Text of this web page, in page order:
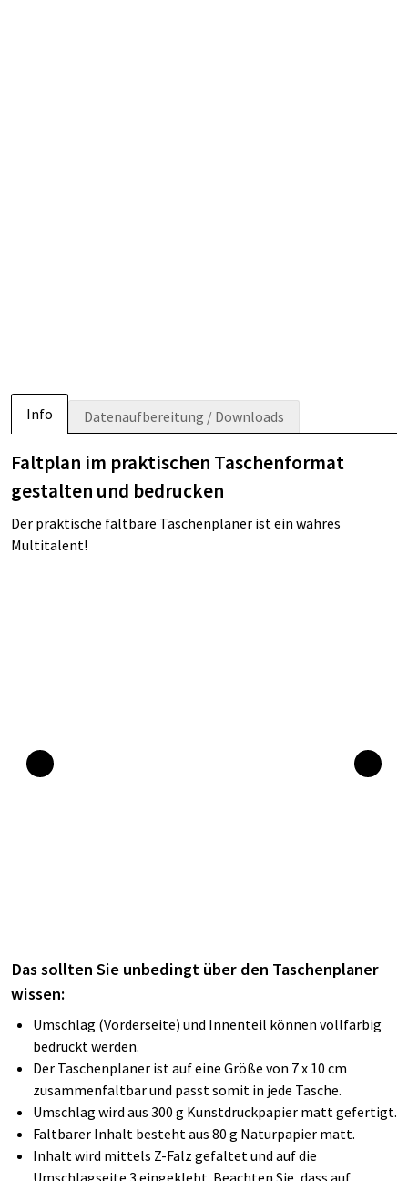
Info Datenaufbereitung / Downloads
Faltplan im praktischen Taschenformat
gestalten und bedrucken
Der praktische faltbare Taschenplaner ist ein wahres
Multitalent!
Das sollten Sie unbedingt über den Taschenplaner
wissen:
Umschlag (Vorderseite) und Innenteil können vollfarbig
bedruckt werden.
Der Taschenplaner ist auf eine Größe von 7 x 10 cm
zusammenfaltbar und passt somit in jede Tasche.
Umschlag wird aus 300 g Kunstdruckpapier matt gefertigt.
Faltbarer Inhalt besteht aus 80 g Naturpapier matt.
Inhalt wird mittels Z-Falz gefaltet und auf die
Umschlagseite 3 eingeklebt. Beachten Sie, dass auf